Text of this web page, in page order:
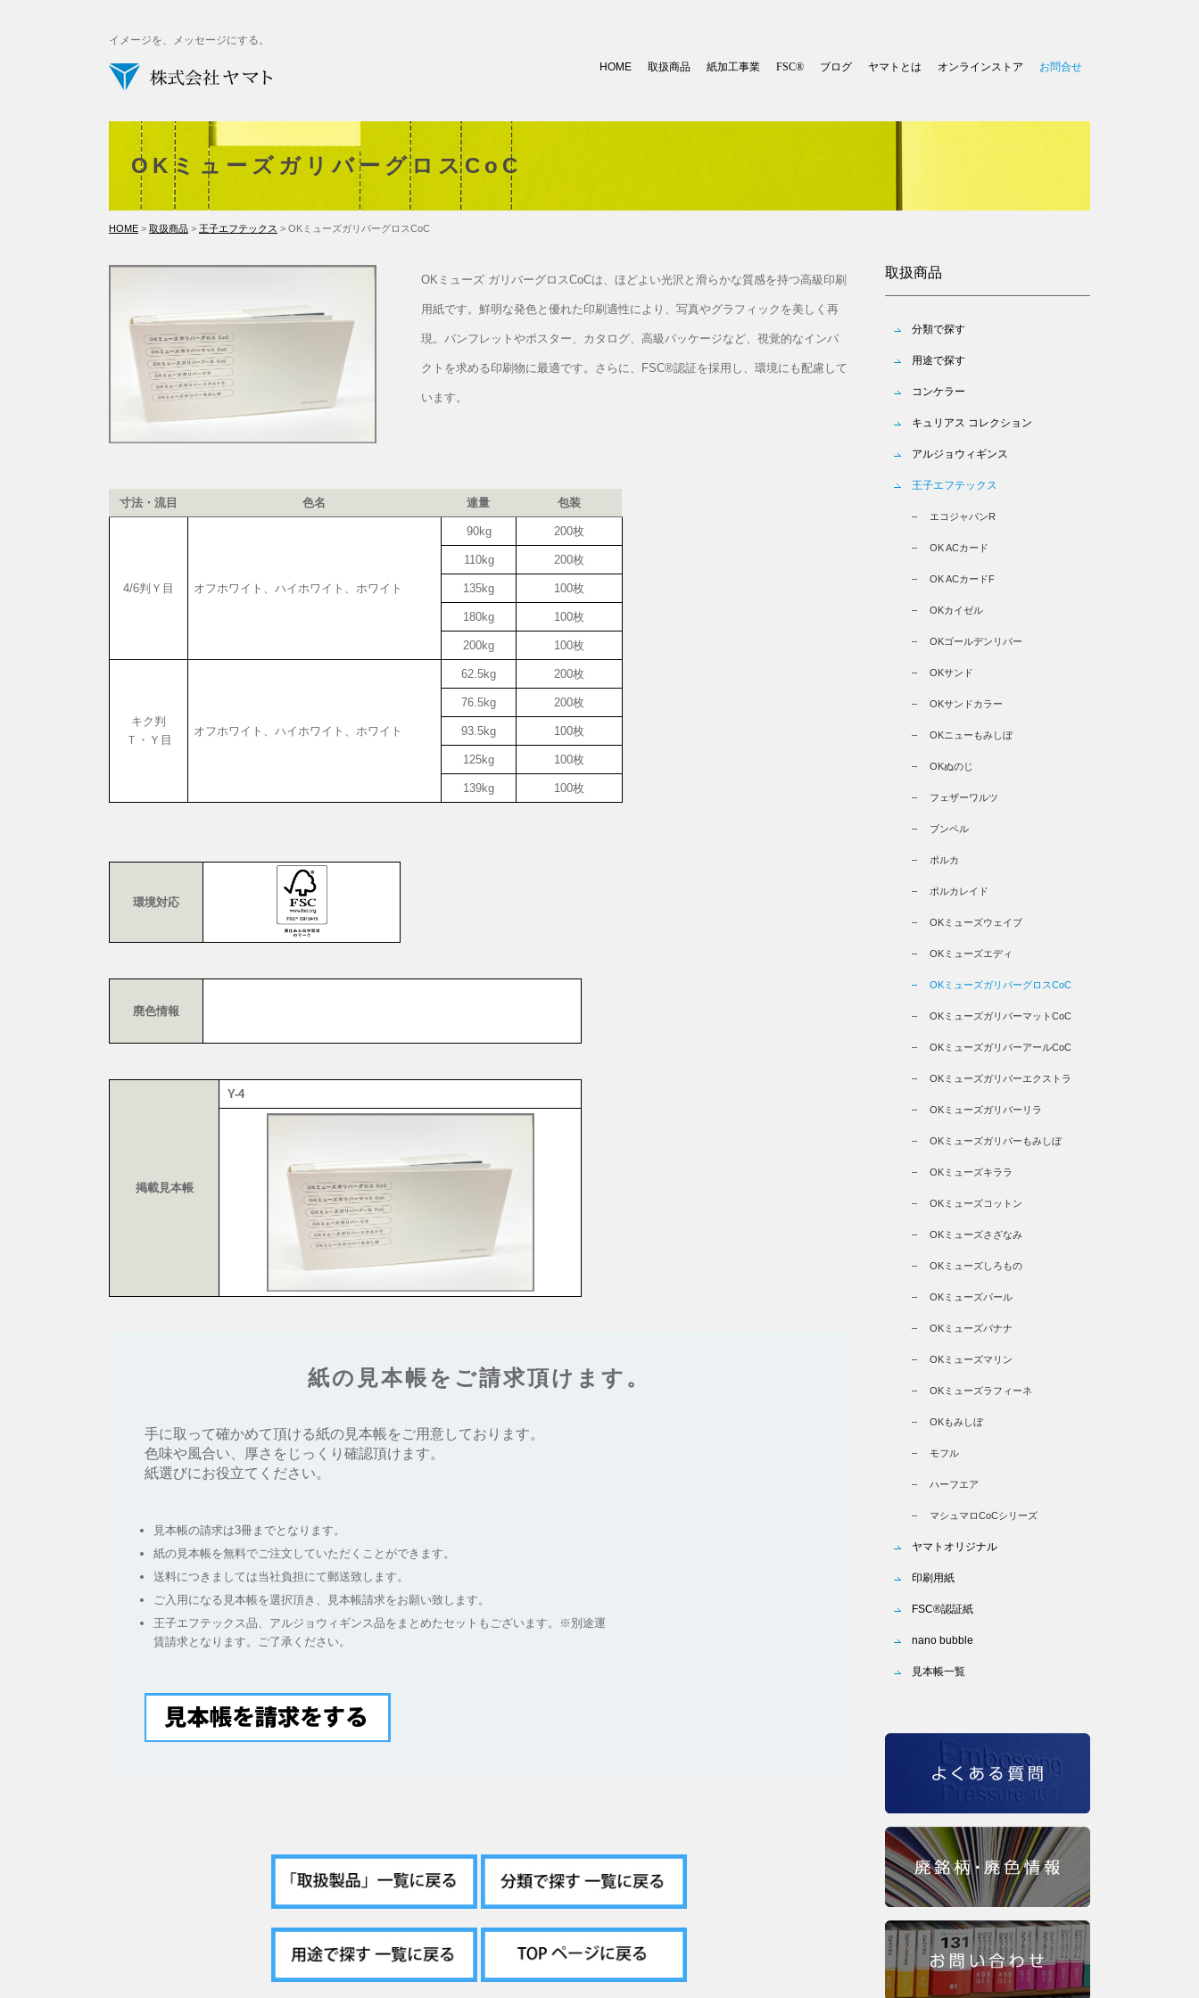
イメージを、メッセージにする。
HOME 取扱商品 紙加工事業 FSC® ブログ ヤマトとは オンラインストア お問合せ
OKミューズガリバーグロスCoC
HOME > 取扱商品 > 王子エフテックス > OKミューズガリバーグロスCoC
OKミューズ ガリバーグロスCoCは、ほどよい光沢と滑らかな質感を持つ高級印刷
用紙です。鮮明な発色と優れた印刷適性により、写真やグラフィックを美しく再
現。パンフレットやポスター、カタログ、高級パッケージなど、視覚的なインパ
クトを求める印刷物に最適です。さらに、FSC®認証を採用し、環境にも配慮して
います。
寸法・流目 色名 連量 包装
4/6判Ｙ目 オフホワイト、ハイホワイト、ホワイト
90kg 200枚
110kg 200枚
135kg 100枚
180kg 100枚
200kg 100枚
キク判
Ｔ・Ｙ目
オフホワイト、ハイホワイト、ホワイト
62.5kg 200枚
76.5kg 200枚
93.5kg 100枚
125kg 100枚
139kg 100枚
環境対応
廃色情報
掲載見本帳
Y-4
紙の見本帳をご請求頂けます。
手に取って確かめて頂ける紙の見本帳をご用意しております。
色味や風合い、厚さをじっくり確認頂けます。
紙選びにお役立てください。
見本帳の請求は3冊までとなります。
紙の見本帳を無料でご注文していただくことができます。
送料につきましては当社負担にて郵送致します。
ご入用になる見本帳を選択頂き、見本帳請求をお願い致します。
王子エフテックス品、アルジョウィギンス品をまとめたセットもございます。※別途運
賃請求となります。ご了承ください。
取扱商品
分類で探す
用途で探す
コンケラー
キュリアス コレクション
アルジョウィギンス
王子エフテックス
エコジャパンR
OK ACカード
OK ACカードF
OKカイゼル
OKゴールデンリバー
OKサンド
OKサンドカラー
OKニューもみしぼ
OKぬのじ
フェザーワルツ
ブンペル
ポルカ
ポルカレイド
OKミューズウェイブ
OKミューズエディ
OKミューズガリバーグロスCoC
OKミューズガリバーマットCoC
OKミューズガリバーアールCoC
OKミューズガリバーエクストラ
OKミューズガリバーリラ
OKミューズガリバーもみしぼ
OKミューズキララ
OKミューズコットン
OKミューズさざなみ
OKミューズしろもの
OKミューズパール
OKミューズバナナ
OKミューズマリン
OKミューズラフィーネ
OKもみしぼ
モフル
ハーフエア
マシュマロCoCシリーズ
ヤマトオリジナル
印刷用紙
FSC®認証紙
nano bubble
見本帳一覧